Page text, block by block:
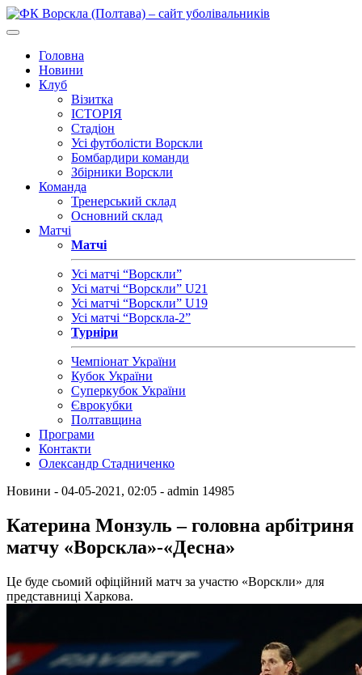
Головна
Новини
Клуб
Візитка
ІСТОРІЯ
Стадіон
Усі футболісти Ворскли
Бомбардири команди
Збірники Ворскли
Команда
Тренерський склад
Основний склад
Матчі
Матчі
Усі матчі “Ворскли”
Усі матчі “Ворскли” U21
Усі матчі “Ворскли” U19
Усі матчі “Ворскла-2”
Турніри
Чемпіонат України
Кубок України
Суперкубок України
Єврокубки
Полтавщина
Програми
Контакти
Олександр Стадниченко
Новини - 04-05-2021, 02:05 - admin 14985
Катерина Монзуль – головна арбітриня
матчу «Ворскла»-«Десна»
Це буде сьомий офіційний матч за участю «Ворскли» для
представниці Харкова.